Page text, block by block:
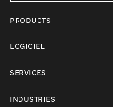
PRODUCTS
LOGICIEL
SERVICES
INDUSTRIES